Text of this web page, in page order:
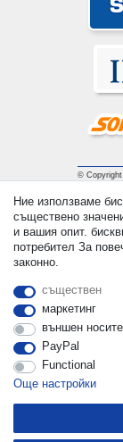
© Copyright
Applies to
Ние използваме
съществено
и вашия опит.
потребител За
законно.
съществен
маркетинг
външен
PayPal
Functional
Още настройки